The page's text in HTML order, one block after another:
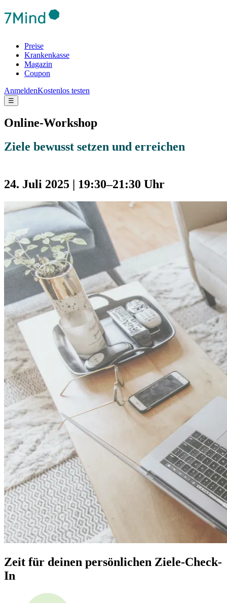
Preise
Krankenkasse
Magazin
Coupon
AnmeldenKostenlos testen
☰
Online-Workshop
Ziele bewusst setzen und erreichen
24. Juli 2025 | 19:30–21:30 Uhr
Zeit für deinen persönlichen Ziele-Check-
In